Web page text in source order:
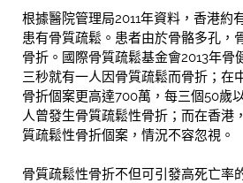
根據醫院管理局2011年資料，香港約
患有骨質疏鬆。患者由於骨骼多孔，
骨折。國際骨質疏鬆基金會2013年骨
三秒就有一人因骨質疏鬆而骨折；在
骨折個案更高達700萬，每三個50歲
人曾發生骨質疏鬆性骨折；而在香港
質疏鬆性骨折個案，情況不容忽視。
骨質疏鬆性骨折不但可引發高死亡率